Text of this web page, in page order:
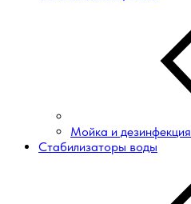
Мойка и дезинфекция
Стабилизаторы воды